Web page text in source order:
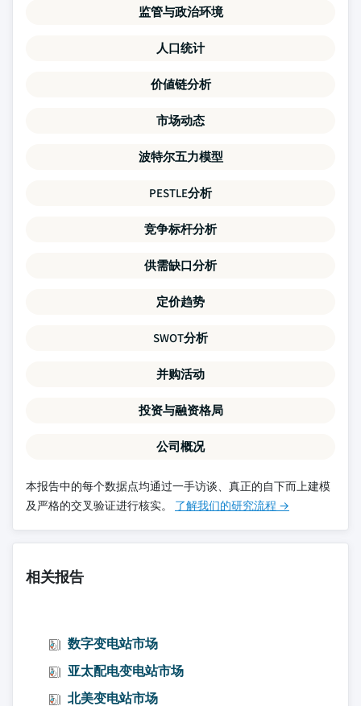
监管与政治环境
人口统计
价値链分析
市场动态
波特尔五力模型
PESTLE分析
竞争标杆分析
供需缺口分析
定价趋势
SWOT分析
并购活动
投资与融资格局
公司概况
本报告中的每个数据点均通过一手访谈、真正的自下而上建模
及严格的交叉验证进行核实。 了解我们的研究流程 →
相关报告
数字变电站市场
亚太配电变电站市场
北美变电站市场